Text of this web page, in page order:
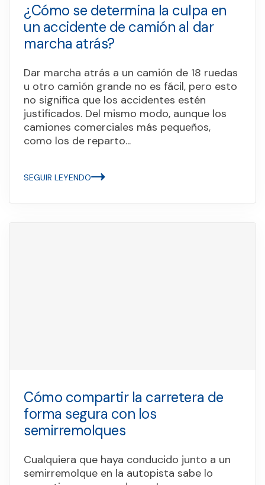
¿Cómo se determina la culpa en
un accidente de camión al dar
marcha atrás?
Dar marcha atrás a un camión de 18 ruedas
u otro camión grande no es fácil, pero esto
no significa que los accidentes estén
justificados. Del mismo modo, aunque los
camiones comerciales más pequeños,
como los de reparto...
SEGUIR LEYENDO
Cómo compartir la carretera de
forma segura con los
semirremolques
Cualquiera que haya conducido junto a un
semirremolque en la autopista sabe lo